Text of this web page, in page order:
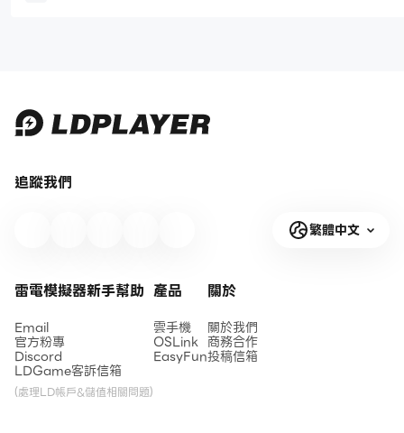
追蹤我們
繁體中文
雷電模擬器新手幫助
Email
官方粉專
Discord
LDGame客訴信箱
(處理LD帳戶&儲值相關問題)
產品
雲手機
OSLink
EasyFun
關於
關於我們
商務合作
投稿信箱